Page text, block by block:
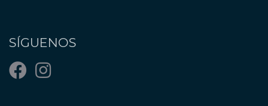
SÍGUENOS